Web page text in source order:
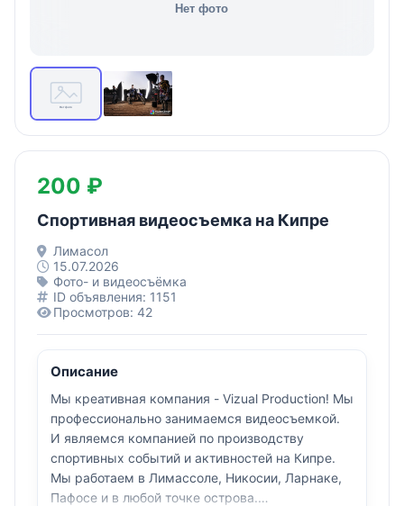
200 ₽
Cпортивная видеосъемка на Кипре
Лимасол
15.07.2026
Фото- и видеосъёмка
ID объявления: 1151
Просмотров: 42
Описание
Мы креативная компания - Vizual Production! Мы
профессионально занимаемся видеосъемкой.
И являемся компанией по производству
спортивных событий и активностей на Кипре.
Мы работаем в Лимассоле, Никосии, Ларнаке,
Пафосе и в любой точке острова.